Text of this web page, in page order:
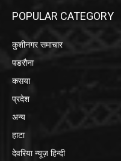
POPULAR CATEGORY
कुशीनगर समाचार
पडरौना
कसया
प्रदेश
अन्य
हाटा
देवरिया न्यूज़ हिन्दी